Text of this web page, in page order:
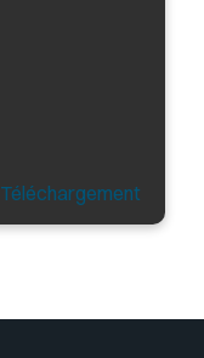
Téléchargement